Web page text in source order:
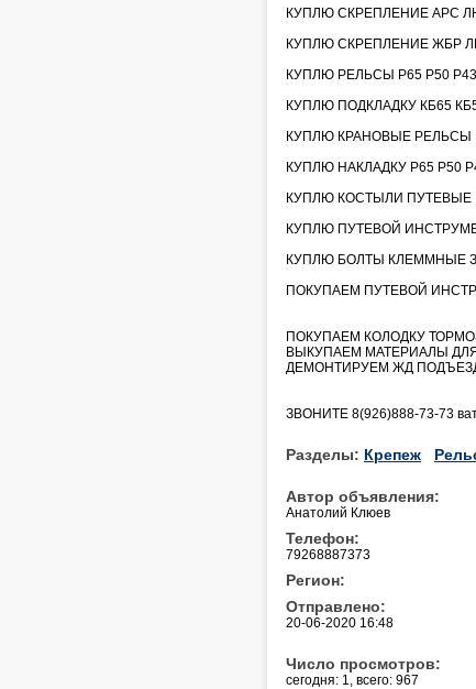
КУПЛЮ СКРЕПЛЕНИЕ АРС
КУПЛЮ СКРЕПЛЕНИЕ ЖБР
КУПЛЮ РЕЛЬСЫ Р65 Р50
КУПЛЮ ПОДКЛАДКУ КБ65
КУПЛЮ КРАНОВЫЕ РЕЛЬСЫ
КУПЛЮ НАКЛАДКУ Р65 Р50
КУПЛЮ КОСТЫЛИ ПУТЕВЫЕ
КУПЛЮ ПУТЕВОЙ
КУПЛЮ БОЛТЫ КЛЕММНЫЕ
ПОКУПАЕМ ПУТЕВОЙ
ПОКУПАЕМ КОЛОДКУ
ВЫКУПАЕМ МАТЕРИАЛЫ
ДЕМОНТИРУЕМ ЖД
ЗВОНИТЕ 8(926)888-73-73
Разделы: Крепеж
Автор объявления:
Анатолий Клюев
Телефон:
79268887373
Регион:
Отправлено:
20-06-2020 16:48
Число просмотров:
сегодня: 1, всего: 967